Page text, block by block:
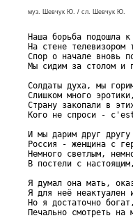
муз. Шевчук Ю. / сл. Шевчук Ю.
Наша борьба подошла
На стене телевизором
Спор о начале вновь
Мы сидим за столом и
Солдаты духа, мы
Слишком много
Страну закопали в
Кого не спроси -
И мы дарим друг
Россия - женщина с
Немного светлым,
В постели с
Я думал она мать,
Я для неё неактуален
Но я достаточно
Печально смотреть на